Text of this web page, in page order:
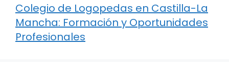
Colegio de Logopedas en Castilla-La
Mancha: Formación y Oportunidades
Profesionales